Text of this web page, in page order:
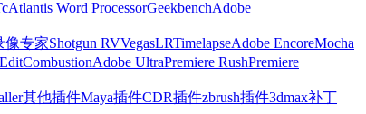
Atlantis Word ProcessorGeekbenchAdobe
像专家Shotgun RVVegasLRTimelapseAdobe EncoreMocha
CombustionAdobe UltraPremiere RushPremiere
其他插件Maya插件CDR插件zbrush插件3dmax补丁